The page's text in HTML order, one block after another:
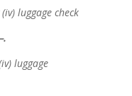
luggage check
luggage